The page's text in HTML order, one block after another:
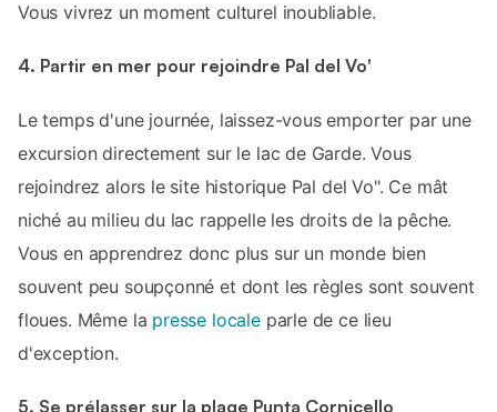
Vous vivrez un moment culturel inoubliable.
4. Partir en mer pour rejoindre Pal del Vo'
Le temps d'une journée, laissez-vous emporter par une
excursion directement sur le lac de Garde. Vous
rejoindrez alors le site historique Pal del Vo". Ce mât
niché au milieu du lac rappelle les droits de la pêche.
Vous en apprendrez donc plus sur un monde bien
souvent peu soupçonné et dont les règles sont souvent
floues. Même la presse localeparle de ce lieu
d'exception.
5. Se prélasser sur la plage Punta Cornicello